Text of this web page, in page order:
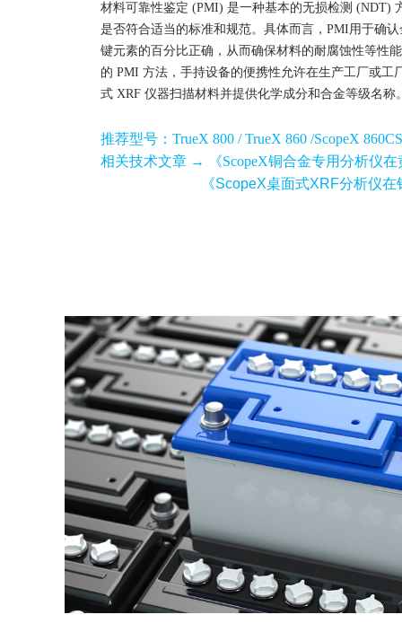
材料可靠性鉴定 (PMI) 是一种基本的无损检测 (NDT)
是否符合适当的标准和规范。具体而言，PMI用于确
键元素的百分比正确，从而确保材料的耐腐蚀性等性
的 PMI 方法，手持设备的便携性允许在生产工厂或工
式 XRF 仪器扫描材料并提供化学成分和合金等级名
推荐型号： TrueX 800 / TrueX 860 /ScopeX 860CS
相关技术文章 →
《ScopeX铜合金专用分析仪
《ScopeX桌面式XRF分析仪